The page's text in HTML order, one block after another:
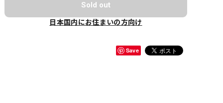
Sold out
日本国内にお住まいの方向け
Save